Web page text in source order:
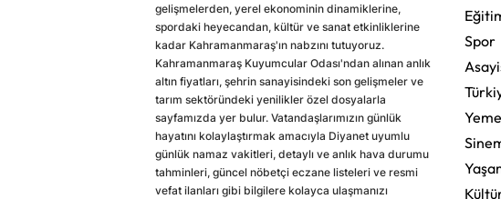
gelişmelerden, yerel ekonominin dinamiklerine,
spordaki heyecandan, kültür ve sanat etkinliklerine
kadar Kahramanmaraş'ın nabzını tutuyoruz.
Kahramanmaraş Kuyumcular Odası'ndan alınan anlık
altın fiyatları, şehrin sanayisindeki son gelişmeler ve
tarım sektöründeki yenilikler özel dosyalarla
sayfamızda yer bulur. Vatandaşlarımızın günlük
hayatını kolaylaştırmak amacıyla Diyanet uyumlu
günlük namaz vakitleri, detaylı ve anlık hava durumu
tahminleri, güncel nöbetçi eczane listeleri ve resmi
vefat ilanları gibi bilgilere kolayca ulaşmanızı
Spor